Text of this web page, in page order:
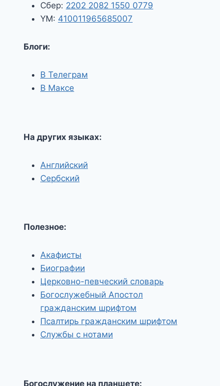
Сбер: 2202 2082 1550 0779
YM: 410011965685007
Блоги:
В Телеграм
В Максе
На других языках:
Английский
Сербский
Полезное:
Акафисты
Биографии
Церковно-певческий словарь
Богослужебный Апостол
гражданским шрифтом
Псалтирь гражданским шрифтом
Службы с нотами
Богослужение на планшете: